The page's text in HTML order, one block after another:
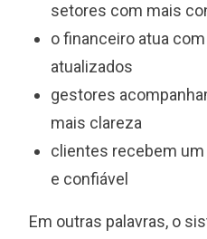
setores com mais
o financeiro atua
atualizados
gestores
mais clareza
clientes recebem um
e confiável
Em outras palavras, o